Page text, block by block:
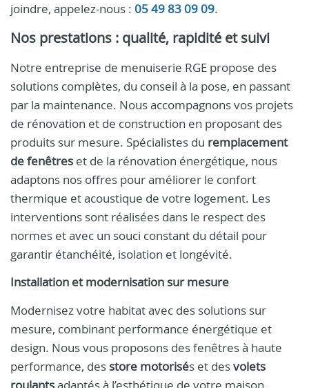
joindre, appelez-nous : 05 49 83 09 09.
Nos prestations : qualité, rapidité et suivi
Notre entreprise de menuiserie RGE propose des
solutions complètes, du conseil à la pose, en passant
par la maintenance. Nous accompagnons vos projets
de rénovation et de construction en proposant des
produits sur mesure. Spécialistes du remplacement
de fenêtres et de la rénovation énergétique, nous
adaptons nos offres pour améliorer le confort
thermique et acoustique de votre logement. Les
interventions sont réalisées dans le respect des
normes et avec un souci constant du détail pour
garantir étanchéité, isolation et longévité.
Installation et modernisation sur mesure
Modernisez votre habitat avec des solutions sur
mesure, combinant performance énergétique et
design. Nous vous proposons des fenêtres à haute
performance, des store motorisés et desvolets